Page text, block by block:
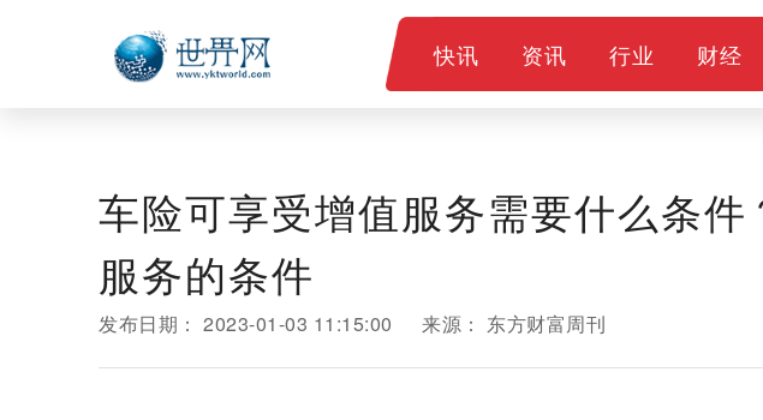
快讯 资讯 行业 财经
车险可享受增值服务需要什么条
服务的条件
发布日期： 2023-01-03 11:15:00 来源： 东方财富周刊